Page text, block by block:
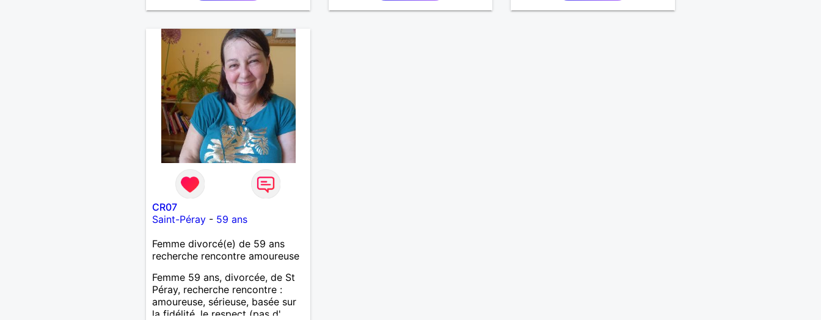
CR07
Saint-Péray- 59 ans
Femme divorcé(e) de 59 ans
recherche rencontre amoureuse
Femme 59 ans, divorcée, de St
Péray, recherche rencontre :
amoureuse, sérieuse, basée sur
la fidélité, le respect (pas d'